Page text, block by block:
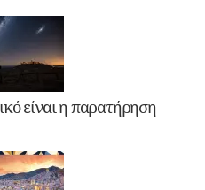
είναι η παρατήρηση